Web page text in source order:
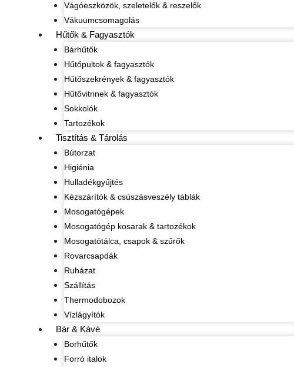
Vágóeszközök, szeletelők & reszelők
Vákuumcsomagolás
Hűtők & Fagyasztók
Bárhűtők
Hűtőpultok & fagyasztók
Hűtőszekrények & fagyasztók
Hűtővitrinek & fagyasztók
Sokkolók
Tartozékok
Tisztítás & Tárolás
Bútorzat
Higiénia
Hulladékgyűjtés
Kézszárítók & csúszásveszély táblák
Mosogatógépek
Mosogatógép kosarak & tartozékok
Mosogatótálca, csapok & szűrők
Rovarcsapdák
Ruházat
Szállítás
Thermodobozok
Vízlágyítók
Bár & Kávé
Borhűtők
Forró italok